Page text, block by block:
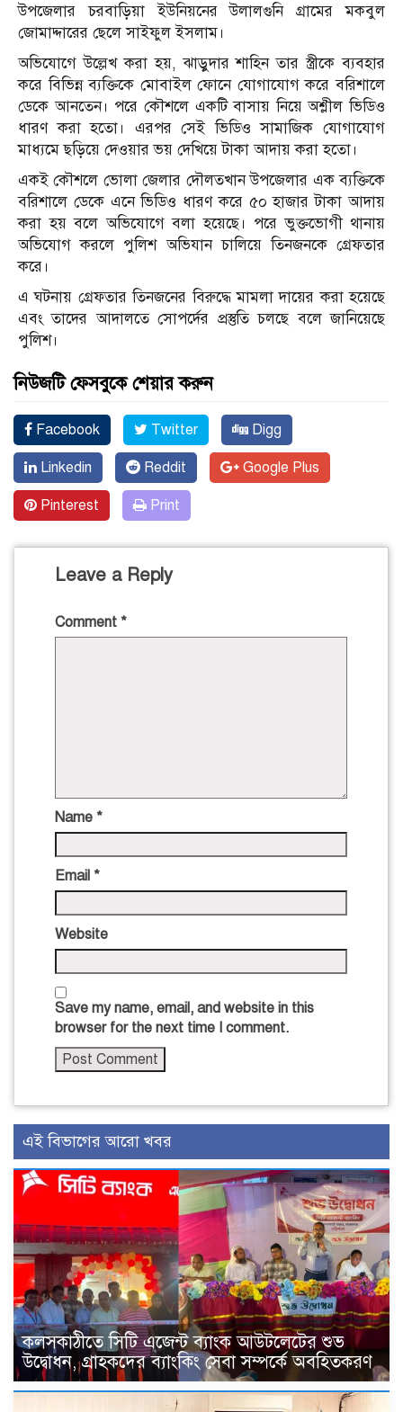
উপজেলার চরবাড়িয়া ইউনিয়নের উলালগুনি গ্রামের মকবুল
জোমাদ্দারের ছেলে সাইফুল ইসলাম।
অভিযোগে উল্লেখ করা হয়, ঝাড়ুদার শাহিন তার স্ত্রীকে ব্যবহার
করে বিভিন্ন ব্যক্তিকে মোবাইল ফোনে যোগাযোগ করে বরিশালে
ডেকে আনতেন। পরে কৌশলে একটি বাসায় নিয়ে অশ্লীল ভিডিও
ধারণ করা হতো। এরপর সেই ভিডিও সামাজিক যোগাযোগ
মাধ্যমে ছড়িয়ে দেওয়ার ভয় দেখিয়ে টাকা আদায় করা হতো।
একই কৌশলে ভোলা জেলার দৌলতখান উপজেলার এক ব্যক্তিকে
বরিশালে ডেকে এনে ভিডিও ধারণ করে ৫০ হাজার টাকা আদায়
করা হয় বলে অভিযোগে বলা হয়েছে। পরে ভুক্তভোগী থানায়
অভিযোগ করলে পুলিশ অভিযান চালিয়ে তিনজনকে গ্রেফতার
করে।
এ ঘটনায় গ্রেফতার তিনজনের বিরুদ্ধে মামলা দায়ের করা হয়েছে
এবং তাদের আদালতে সোপর্দের প্রস্তুতি চলছে বলে জানিয়েছে
পুলিশ।
নিউজটি ফেসবুকে শেয়ার করুন
Facebook Twitter Digg
Linkedin Reddit Google Plus
Pinterest Print
Leave a Reply
Comment *
Name *
Email *
Website
Save my name, email, and website in this
browser for the next time I comment.
এই বিভাগের আরো খবর
কলসকাঠীতে সিটি এজেন্ট ব্যাংক আউটলেটের শুভ
উদ্বোধন, গ্রাহকদের ব্যাংকিং সেবা সম্পর্কে অবহিতকরণ